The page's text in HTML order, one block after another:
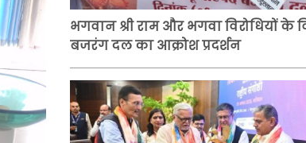
भगवान श्री राम और भगवा विरोधियों के
बजरंग दल का आक्रोश प्रदर्शन